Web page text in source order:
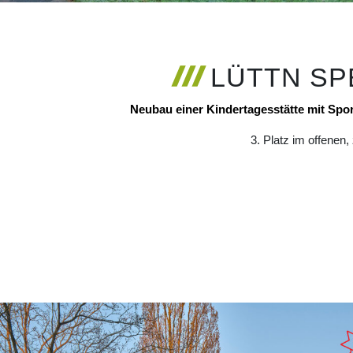
LÜTTN
Neubau einer Kindertagesstätte mit
3. Platz im